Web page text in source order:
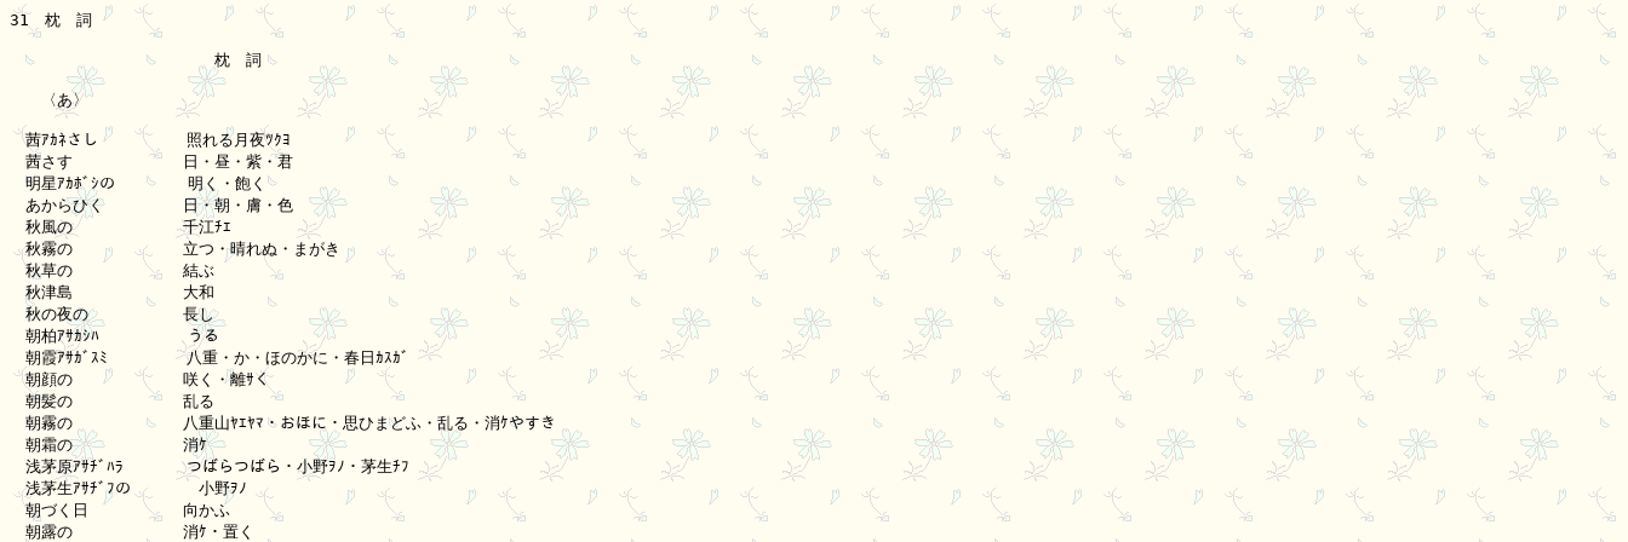
31　枕　詞
枕　詞
〈あ〉
茜ｱｶﾈさし 　　　　　照れる月夜ﾂｸﾖ
茜さす　　　　　　　日・昼・紫・君
明星ｱｶﾎﾞｼの　　　　 明く・飽く
あからひく　　　　　日・朝・膚・色
秋風の　　　　　　　千江ﾁｴ
秋霧の　　　　　　　立つ・晴れぬ・まがき
秋草の　　　　　　　結ぶ
秋津島　　　　　　　大和
秋の夜の　　　　　　長し
朝柏ｱｻｶｼﾊ 　　　　　うる
朝霞ｱｻｶﾞｽﾐ　　　　　八重・か・ほのかに・春日ｶｽｶﾞ
朝顔の　　　　　　　咲く・離ｻく
朝髪の　　　　　　　乱る
朝霧の　　　　　　　八重山ﾔｴﾔﾏ・おほに・思ひまどふ・乱る・消ｹやすき
朝霜の　　　　　　　消ｹ
浅茅原ｱｻﾁﾞﾊﾗ　　　　つばらつばら・小野ｦﾉ・茅生ﾁﾌ
浅茅生ｱｻﾁﾞﾌの       小野ｦﾉ
朝づく日　　　　　　向かふ
朝露の　　　　　　　消ｹ・置く